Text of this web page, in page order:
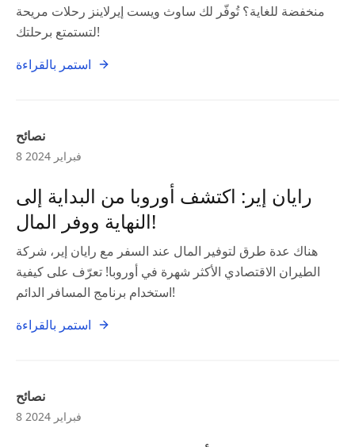
منخفضة للغاية؟ تُوفّر لك ساوث ويست إيرلاينز رحلات مريحة
لتستمتع برحلتك!
استمر بالقراءة
نصائح
8 فبراير 2024
رايان إير: اكتشف أوروبا من البداية إلى
النهاية ووفر المال!
هناك عدة طرق لتوفير المال عند السفر مع رايان إير، شركة
الطيران الاقتصادي الأكثر شهرة في أوروبا! تعرّف على كيفية
استخدام برنامج المسافر الدائم!
استمر بالقراءة
نصائح
8 فبراير 2024